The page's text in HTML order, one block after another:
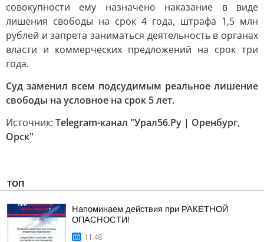
совокупности ему назначено наказание в виде
лишения свободы на срок 4 года, штрафа 1,5 млн
рублей и запрета заниматься деятельность в органах
власти и коммерческих предложений на срок три
года.
Суд заменил всем подсудимым реальное лишение
свободы на условное на срок 5 лет.
Источник: Telegram-канал "Урал56.Ру | Оренбург,
Орск"
ТОП
Напоминаем действия при РАКЕТНОЙ
ОПАСНОСТИ!
11:48